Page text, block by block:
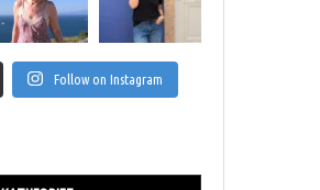
Follow on Instagram